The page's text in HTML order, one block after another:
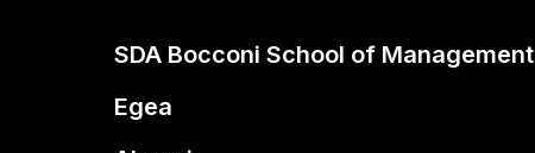
SDA Bocconi School of Management
Egea